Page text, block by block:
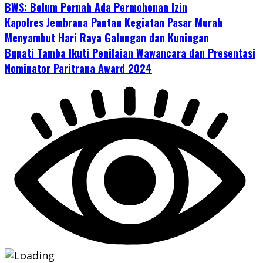
BWS: Belum Pernah Ada Permohonan Izin
Kapolres Jembrana Pantau Kegiatan Pasar Murah
Menyambut Hari Raya Galungan dan Kuningan
Bupati Tamba Ikuti Penilaian Wawancara dan Presentasi
Nominator Paritrana Award 2024